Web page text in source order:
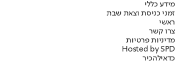
מידע כללי
זמני כניסת וצאת שבת
ראשי
צרו קשר
מדיניות פרטיות
Hosted by SPD
כדאילהכיר